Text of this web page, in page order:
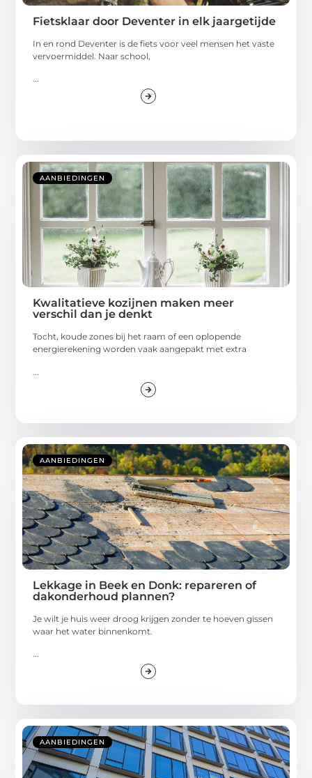
Fietsklaar door Deventer in elk jaargetijde
In en rond Deventer is de fiets voor veel mensen het vaste
vervoermiddel. Naar school,
...
AANBIEDINGEN
Kwalitatieve kozijnen maken meer
verschil dan je denkt
Tocht, koude zones bij het raam of een oplopende
energierekening worden vaak aangepakt met extra
AANBIEDINGEN
Lekkage in Beek en Donk: repareren of
dakonderhoud plannen?
Je wilt je huis weer droog krijgen zonder te hoeven gissen
waar het water binnenkomt.
...
AANBIEDINGEN